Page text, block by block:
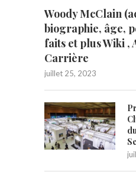
Woody McClain
biographie, âge,
faits et plus Wiki ,
Carrière
juillet 25, 2023